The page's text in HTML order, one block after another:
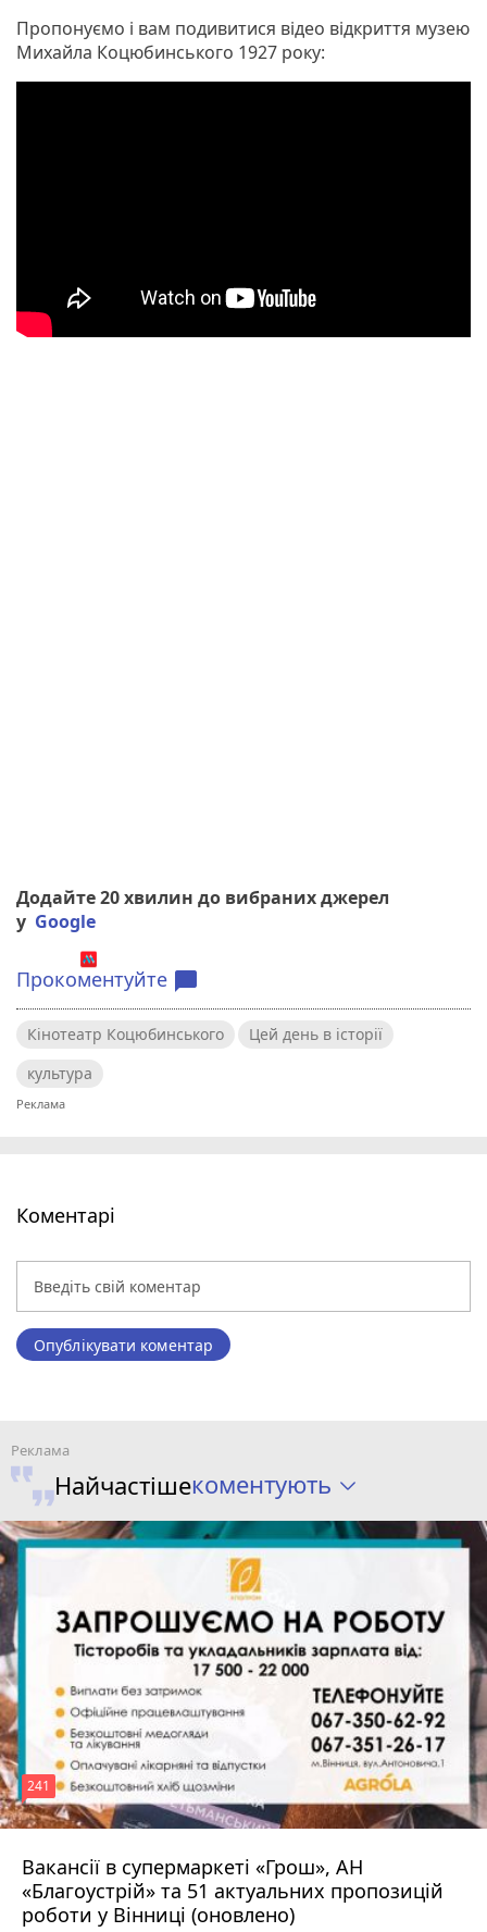
Пропонуємо і вам подивитися відео відкриття музею
Михайла Коцюбинського 1927 року:
Додайте 20 хвилин до вибраних джерел
у Google
Прокоментуйте chat_bubble
Кінотеатр Коцюбинського
Цей день в історії
культура
Коментарі
Опублікувати коментар
Найчастішекоментують
Вакансії в супермаркеті «Грош», АН
«Благоустрій» та 51 актуальних пропозицій
роботи у Вінниці (оновлено)
241
4 серпня 2026 р.